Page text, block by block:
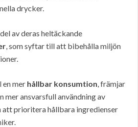
drycker.
av deras heltäckande
, som syftar till att bibehålla miljön
mer hållbar konsumtion, främjar
mer ansvarsfull användning av
att prioritera hållbara ingredienser